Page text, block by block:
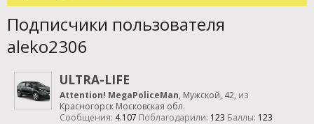
Подписчики пользователя
aleko2306
ULTRA-LIFE
Аttention! MegaPoliceMan, Мужской, 42, из
Красногорск Московская обл.
Сообщения: 4.107 Поблагодарили: 123 Баллы: 123